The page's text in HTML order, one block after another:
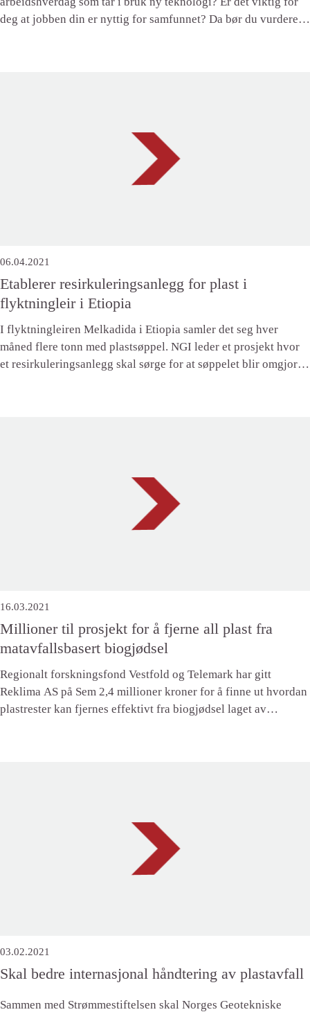
deg at jobben din er nyttig for samfunnet? Da bør du vurdere
06.04.2021
Etablerer resirkuleringsanlegg for plast i
flyktningleir i Etiopia
I flyktningleiren Melkadida i Etiopia samler det seg hver
måned flere tonn med plastsøppel. NGI leder et prosjekt hvor
et resirkuleringsanlegg skal sørge for at søppelet blir omgjort
16.03.2021
Millioner til prosjekt for å fjerne all plast fra
matavfallsbasert biogjødsel
Regionalt forskningsfond Vestfold og Telemark har gitt
Reklima AS på Sem 2,4 millioner kroner for å finne ut hvordan
plastrester kan fjernes effektivt fra biogjødsel laget av
03.02.2021
Skal bedre internasjonal håndtering av plastavfall
Sammen med Strømmestiftelsen skal Norges Geotekniske